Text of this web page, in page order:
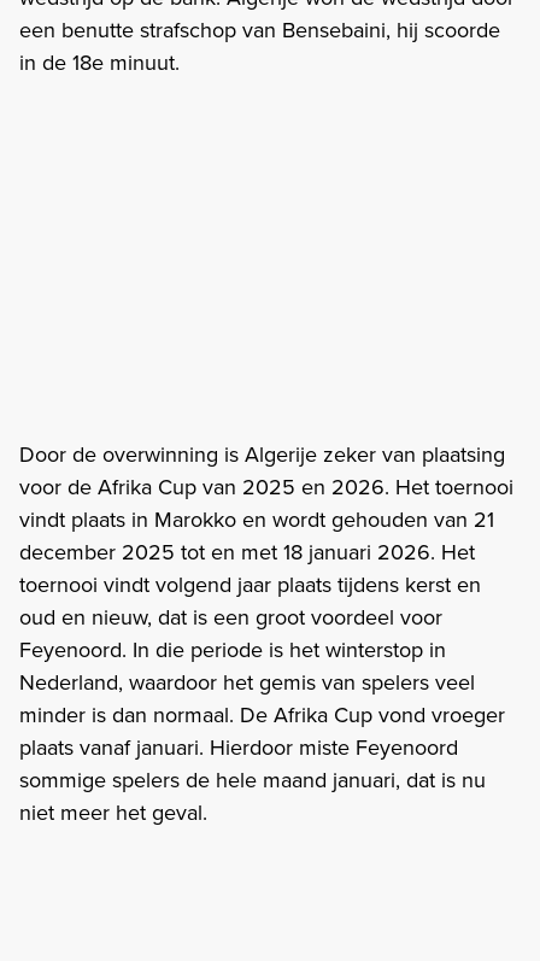
een benutte strafschop van Bensebaini, hij scoorde
in de 18e minuut.
Door de overwinning is Algerije zeker van plaatsing
voor de Afrika Cup van 2025 en 2026. Het toernooi
vindt plaats in Marokko en wordt gehouden van 21
december 2025 tot en met 18 januari 2026. Het
toernooi vindt volgend jaar plaats tijdens kerst en
oud en nieuw, dat is een groot voordeel voor
Feyenoord. In die periode is het winterstop in
Nederland, waardoor het gemis van spelers veel
minder is dan normaal. De Afrika Cup vond vroeger
plaats vanaf januari. Hierdoor miste Feyenoord
sommige spelers de hele maand januari, dat is nu
niet meer het geval.